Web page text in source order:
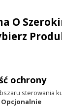
O
ochrony
sterowania
Opcjonalnie